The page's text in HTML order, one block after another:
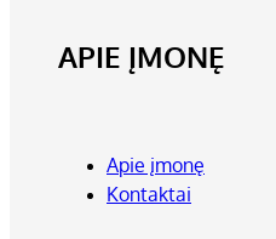
APIE ĮMONĘ
Apie įmonę
Kontaktai